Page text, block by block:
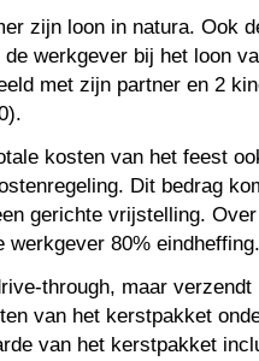
zijn loon in natura. Ook
werkgever bij het loon
met zijn partner en 2
kosten van het feest
Dit bedrag
gerichte vrijstelling.
werkgever 80% eindheffing.
through, maar
van het kerstpakket
van het kerstpakket